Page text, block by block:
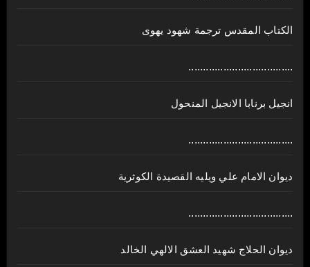
الكتاب المقدس ترجمة شهود يهوى
....................................
انجيل برنابا الانجيل المنحول
....................................
ديوان الامام علي ويليه القصيدة الكوثرية
....................................
ديوان الحلاج شهيد العشق الالهي الخالد